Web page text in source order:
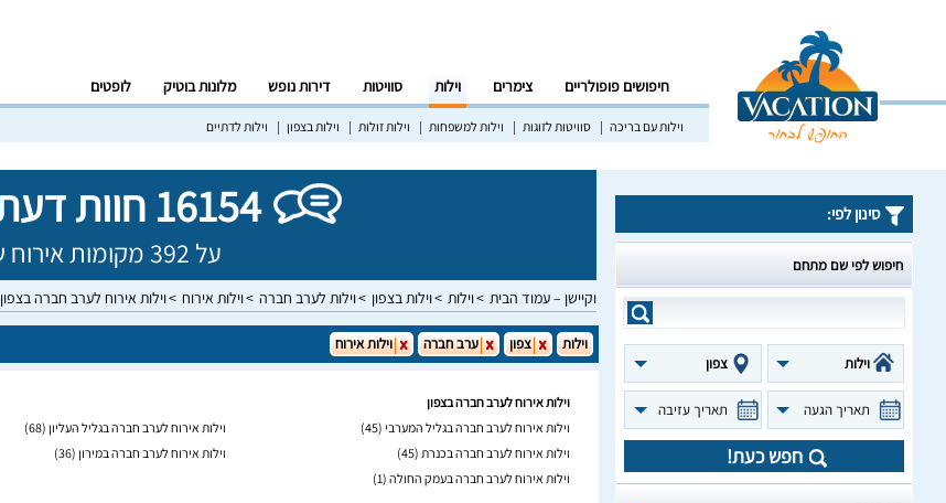
חיפושים פופולריים צימרים וילות סוויטות דירות נופש מלונות בוטיק לופטים
וילות עם בריכה סוויטות לזוגות וילות למשפחות וילות זולות וילות בצפון וילות לדתיים
16154 חוות דעת מאומתות!
על 392 מקומות אירוח שונים בישראל
וקיישן – עמוד הבית וילות וילות בצפון וילות לערב חברה וילות אירוח וילות אירוח לערב חברה בצפון
סינון לפי:
חיפוש לפי שם מתחם
וילות צפון
תאריך הגעה תאריך עזיבה
חפש כעת!
וילות צפון ערב חברה וילות אירוח
וילות אירוח לערב חברה בצפון
וילות אירוח לערב חברה בגליל המערבי (45) וילות אירוח לערב חברה בגליל העליון (68)
וילות אירוח לערב חברה בכנרת (45) וילות אירוח לערב חברה במירון (36)
וילות אירוח לערב חברה בעמק החולה (1)